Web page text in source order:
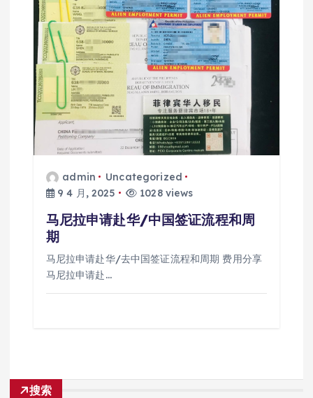
admin
Uncategorized
9 4 月, 2025
1028 views
马尼拉申请赴华/中国签证流程和周
期
马尼拉申请赴华/去中国签证流程和周期 费用分享
马尼拉申请赴…
搜索